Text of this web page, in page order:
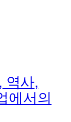
역사,
에서의